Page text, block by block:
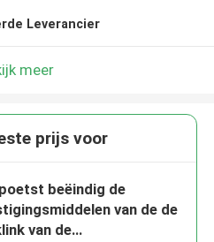
Leverancier
meer
prijs voor
beëindig de
van de de
van de